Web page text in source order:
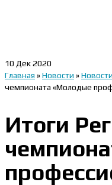
10 Дек 2020
Главная »Новости »
чемпионата «Молодые
Итоги